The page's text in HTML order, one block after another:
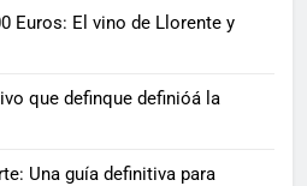
Euros: El vino de Llorente y
que definque definióá la
Una guía definitiva para